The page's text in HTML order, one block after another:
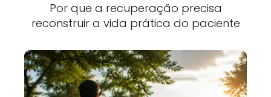
Por que a recuperação precisa
reconstruir a vida prática do paciente